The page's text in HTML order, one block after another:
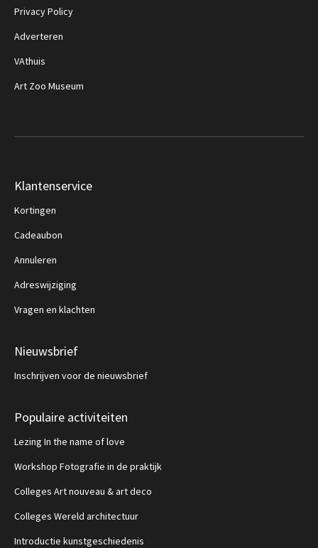
Privacy Policy
Adverteren
VAthuis
Art Zoo Museum
Klantenservice
Kortingen
Cadeaubon
Annuleren
Adreswijziging
Vragen en klachten
Nieuwsbrief
Inschrijven voor de nieuwsbrief
Populaire activiteiten
Lezing In the name of love
Workshop Fotografie in de praktijk
Colleges Art nouveau & art deco
Colleges Wereld architectuur
Introductie kunstgeschiedenis